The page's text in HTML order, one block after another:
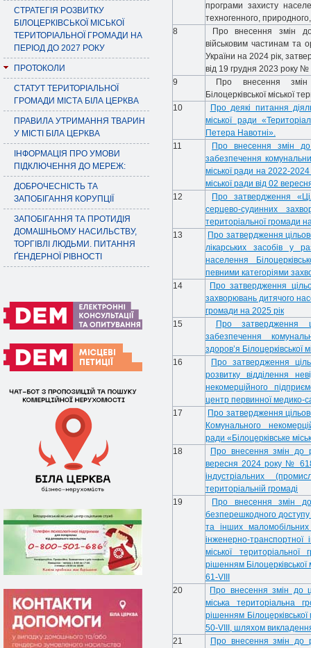
СТРАТЕГІЯ РОЗВИТКУ
БІЛОЦЕРКІВСЬКОЇ МІСЬКОЇ
ТЕРИТОРІАЛЬНОЇ ГРОМАДИ НА
ПЕРІОД ДО 2027 РОКУ
ПРОТОКОЛИ
СТАТУТ ТЕРИТОРІАЛЬНОЇ
ГРОМАДИ МІСТА БІЛА ЦЕРКВА
ПРАВИЛА УТРИМАННЯ ТВАРИН
У МІСТІ БІЛА ЦЕРКВА
ІНФОРМАЦІЯ ПРО УМОВИ
ПІДКЛЮЧЕННЯ ДО МЕРЕЖ:
ДОБРОЧЕСНІСТЬ ТА
ЗАПОБІГАННЯ КОРУПЦІЇ
ЗАПОБІГАННЯ ТА ПРОТИДІЯ
ДОМАШНЬОМУ НАСИЛЬСТВУ,
ТОРГІВЛІ ЛЮДЬМИ. ПИТАННЯ
ҐЕНДЕРНОЇ РІВНОСТІ
програми захисту
техногенного,
8
Про внесення змін
військовим частинам та
України на 2024 рік,
від 19 грудня 2023 року №
9
Про внесення змін
Білоцерківської міської
10
Про деякі питання
міської ради
Петера Навотні».
11
Про внесення змін до
забезпечення
міської ради на 2022-
міської ради від 02
12
Про затвердження
серцево-судинних
територіальної громади
13
Про затвердження
лікарських засобів у
населення
певними категоріями
14
Про затвердження
захворювань дитячого
громади на 2025 рік
15
Про затвердження
забезпечення
здоров’я Білоцерківської
16
Про затвердження
розвитку відділення
некомерційного
центр первинної медико-
17
Про затвердження
Комунального
ради «Білоцерківське
18
Про внесення змін до
вересня 2024 року №
індустріальних
територіальній громаді
19
Про внесення змін
безперешкодного
та інших
інженерно-транспортної
міської
рішенням
61-VIII
20
Про внесення змін до
міська територіальна
рішенням
50-VIII, шляхом викладення
21
Про внесення змін до